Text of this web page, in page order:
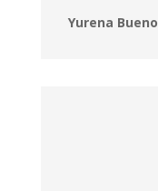
Yurena Bueno